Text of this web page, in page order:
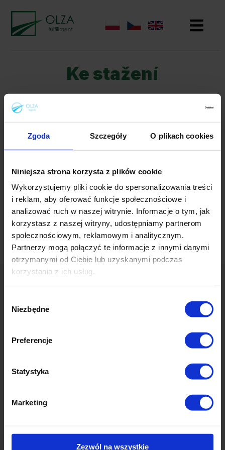
Zgoda Szczegóły O plikach cookies
Niniejsza strona korzysta z plików cookie
Wykorzystujemy pliki cookie do spersonalizowania treści
i reklam, aby oferować funkcje społecznościowe i
analizować ruch w naszej witrynie. Informacje o tym, jak
korzystasz z naszej witryny, udostępniamy partnerom
społecznościowym, reklamowym i analitycznym.
Partnerzy mogą połączyć te informacje z innymi danymi
otrzymanymi od Ciebie lub uzyskanymi podczas
korzystania z ich usług.
zgody
Niezbędne
Preferencje
Statystyka
Marketing
Zezwól na wszystkie
Ke stažení
Cennik wysyłkowy | Zásilkový ceník | Shipment
pricelist
Cennik przelewów bankowych | Ceník
Cennik dopłat | Ceník doplatků | Surcharges
Cennik zwrotów i gabaryty paczek | Ceník vrátek
a rozměry balíků | Returns pricelist and parcel
sizes
Limity ubezpieczeń i pobrań | Omezení pojištění
a dobírek | Insurance and COD limits
Olza Business Group a.s.
ul. Nádražní 41/5, 737 01 Český Těšín
PL
+420 736 545 984
NAPIŠ